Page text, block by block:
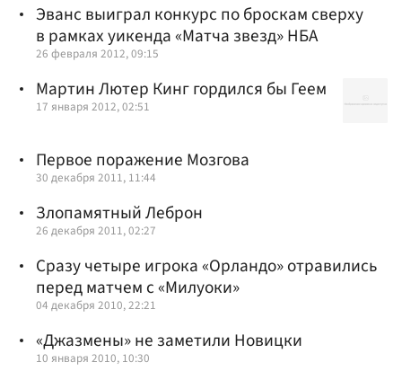
Эванс выиграл конкурс по броскам сверху
в рамках уикенда «Матча звезд» НБА
26 февраля 2012, 09:15
Мартин Лютер Кинг гордился бы Геем
17 января 2012, 02:51
Первое поражение Мозгова
30 декабря 2011, 11:44
Злопамятный Леброн
26 декабря 2011, 02:27
Сразу четыре игрока «Орландо» отравились
перед матчем с «Милуоки»
04 декабря 2010, 22:21
«Джазмены» не заметили Новицки
10 января 2010, 10:30